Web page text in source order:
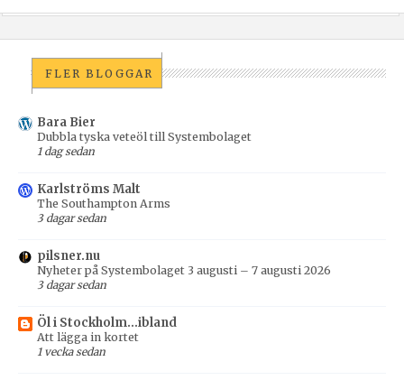
FLER BLOGGAR
Bara Bier
Dubbla tyska veteöl till Systembolaget
1 dag sedan
Karlströms Malt
The Southampton Arms
3 dagar sedan
pilsner.nu
Nyheter på Systembolaget 3 augusti – 7 augusti 2026
3 dagar sedan
Öl i Stockholm...ibland
Att lägga in kortet
1 vecka sedan